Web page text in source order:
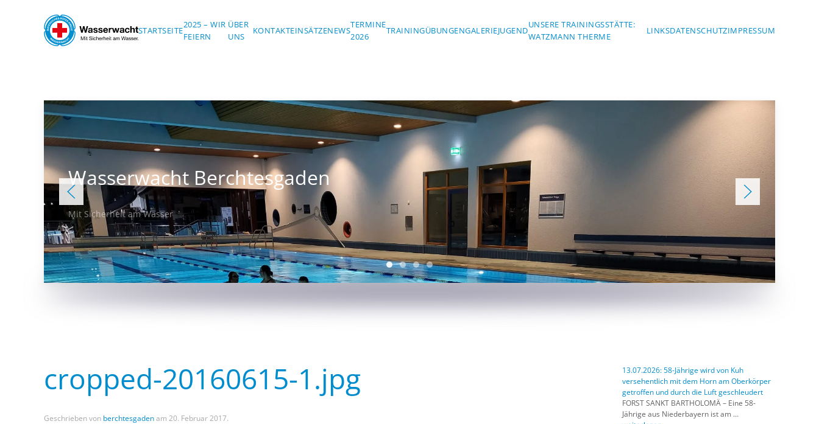
Skip to main content STARTSEITE
2025 – WIR
FEIERN
ÜBER
UNS
KONTAKTEINSÄTZENEWS
TERMINE
2026
TRAININGÜBUNGENGALERIEJUGEND
UNSERE TRAININGSSTÄTTE:
WATZMANN THERME
LINKSDATENSCHUTZIMPRESSUM
Wasserwacht Berchtesgaden
Mit Sicherheit am Wasser
Wasserwacht Berchtesgaden
Wasserwacht Berchtesgaden
Wasserwacht Berchtesgaden
Wasserwacht Berchtesgaden
cropped-20160615-1.jpg
Geschrieben von berchtesgadenam 20. Februar 2017.
13.07.2026: 58-Jährige wird von Kuh
versehentlich mit dem Horn am Oberkörper
getroffen und durch die Luft geschleudert
FORST SANKT BARTHOLOMÄ – Eine 58-
Jährige aus Niederbayern ist am …